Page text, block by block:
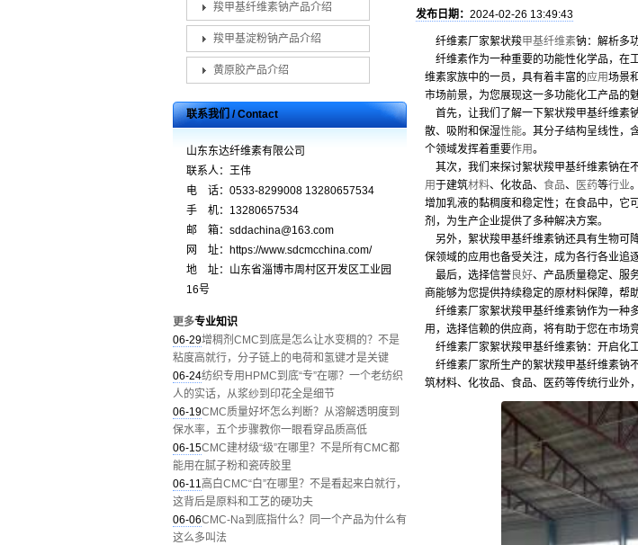
羧甲基纤维素钠产品介绍
羧甲基淀粉钠产品介绍
黄原胶产品介绍
联系我们 / Contact
山东东达纤维素有限公司
联系人：王伟
电 话：0533-8299008 13280657534
手 机：13280657534
邮 箱：sddachina@163.com
网 址：https://www.sdcmcchina.com/
地 址：山东省淄博市周村区开发区工业园
16号
更多专业知识
06-29增稠剂CMC到底是怎么让水变稠的？不是
粘度高就行，分子链上的电荷和氢键才是关键
06-24纺织专用HPMC到底“专”在哪？一个老纺织
人的实话，从浆纱到印花全是细节
06-19CMC质量好坏怎么判断？从溶解透明度到
保水率，五个步骤教你一眼看穿品质高低
06-15CMC建材级“级”在哪里？不是所有CMC都
能用在腻子粉和瓷砖胶里
06-11高白CMC“白”在哪里？不是看起来白就行，
这背后是原料和工艺的硬功夫
06-06CMC-Na到底指什么？同一个产品为什么有
这么多叫法
发布日期： 2024-02-26 13:49:43
纤维素厂家絮状羧甲基纤维素钠：解析多
纤维素作为一种重要的功能性化学品，在
维素家族中的一员，具有着丰富的应用场景
市场前景，为您展现这一多功能化工产品的魅
首先，让我们了解一下絮状羧甲基纤维素
散、吸附和保湿性能。其分子结构呈线性，
个领域发挥着重要作用。
其次，我们来探讨絮状羧甲基纤维素钠在
用于建筑材料、化妆品、 食品、 医药等行业
增加乳液的黏稠度和稳定性；在食品中，它
剂，为生产企业提供了多种解决方案。
另外，絮状羧甲基纤维素钠还具有生物可
保领域的应用也备受关注，成为各行各业追
最后，选择信誉 良好、产品质量稳定、服
商能够为您提供持续稳定的原材料保障，帮
纤维素厂家絮状羧甲基纤维素钠作为一种
用，选择信赖的供应商，将有助于您在市场
纤维素厂家絮状羧甲基纤维素钠：开启化
纤维素厂家所生产的絮状羧甲基纤维素钠
筑材料、化妆品、食品、医药等传统行业外